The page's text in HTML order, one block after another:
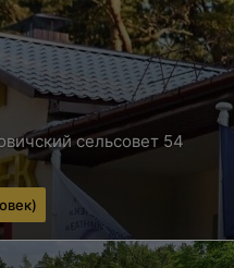
сельсовет 54